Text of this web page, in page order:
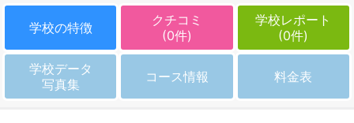
学校の特徴
クチコミ
(0件)
学校レポート
(0件)
学校データ
写真集
コース情報 料金表